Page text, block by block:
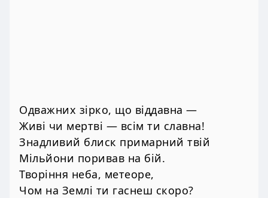
Одважних зірко, що віддавна —
Живі чи мертві — всім ти славна!
Знадливий блиск примарний твій
Мільйони поривав на бій.
Творіння неба, метеоре,
Чом на Землі ти гаснеш скоро?